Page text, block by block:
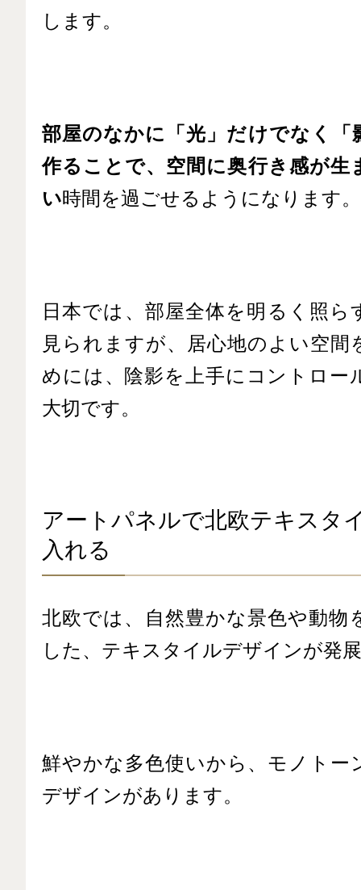
します。
部屋のなかに「光」だけでなく「
作ることで、空間に奥行き感が生
い時間を過ごせるようになります。
日本では、部屋全体を明るく照ら
見られますが、居心地のよい空間
めには、陰影を上手にコントロー
大切です。
アートパネルで北欧テキスタ
入れる
北欧では、自然豊かな景色や動物
した、テキスタイルデザインが発
鮮やかな多色使いから、モノトー
デザインがあります。